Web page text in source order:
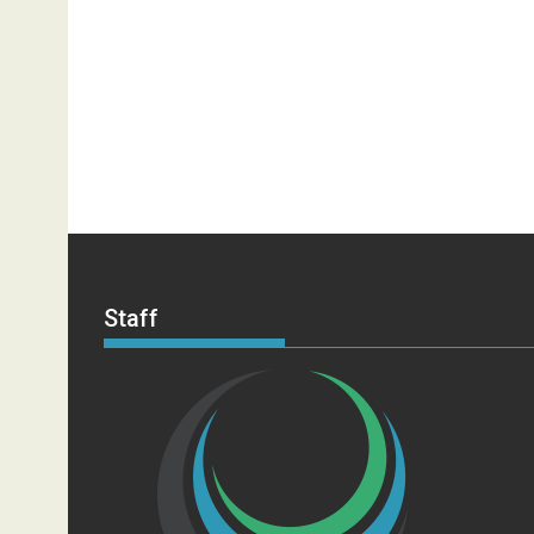
Staff